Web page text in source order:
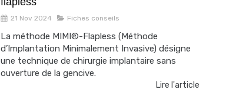
21 Nov 2024 Fiches conseils
La méthode MIMI®-Flapless (Méthode
d’Implantation Minimalement Invasive) désigne
une technique de chirurgie implantaire sans
ouverture de la gencive.
Lire l'article